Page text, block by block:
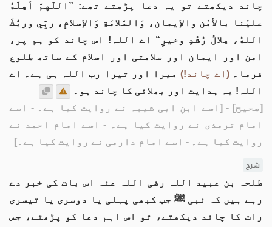
چاند دیکھتے تو یہ دعا پڑھتے تھے: ”اللّهمَّ أهِلَّهُ
عليْنا بالأمْن والإيمان، وَالسَّلامَةِ وَالإسلامِ، ربِّي وربُّكَ
اللهُ، هِلالُ رُشْدٍ وخيرٍ“ اے اللہ! اس چاند کو ہم پر،
امن اور ایمان اور سلامتی اور اسلام کے ساتھ طلوع
فرما۔(اے چاند!)میرا اور تیرا رب اللہ ہی ہے۔ اے
اللہ! یہ ہدایت اور بھلائی کا چاند ہو۔
[صحیح] - [اسے ابنِ ابی شیبہ نے روایت کیا ہے۔ - اسے
امام ترمذی نے روایت کیا ہے۔ - اسے امام احمد نے
روایت کیا ہے۔ - اسے امام دارمی نے روایت کیا ہے۔]
شرح
طلحہ بن عبید اللہ رضی اللہ عنہ اس بات کی خبر دے
رہے ہیں کہ نبی ﷺ جب کبھی پہلی یا دوسری یا تیسری
رات کا چاند دیکھتے، تو اس اہم دعا کو پڑھتے، جس